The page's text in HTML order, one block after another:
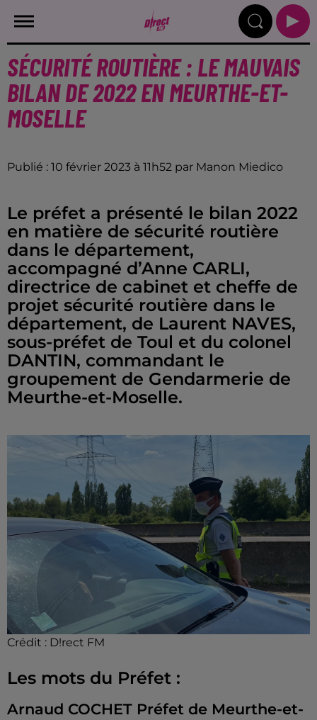
SÉCURITÉ ROUTIÈRE : LE MAUVAIS
BILAN DE 2022 EN MEURTHE-ET-
MOSELLE
Publié : 10 février 2023 à 11h52 par Manon Miedico
Le préfet a présenté le bilan 2022
en matière de sécurité routière
dans le département,
accompagné d’Anne CARLI,
directrice de cabinet et cheffe de
projet sécurité routière dans le
département, de Laurent NAVES,
sous-préfet de Toul et du colonel
DANTIN, commandant le
groupement de Gendarmerie de
Meurthe-et-Moselle.
Crédit : D!rect FM
Les mots du Préfet :
Arnaud COCHET Préfet de Meurthe-et-